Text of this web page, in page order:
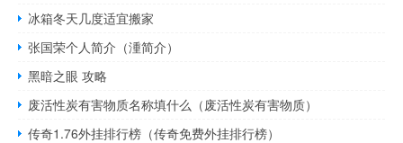
冰箱冬天几度适宜搬家
张国荣个人简介（湩简介）
黑暗之眼 攻略
废活性炭有害物质名称填什么（废活性炭有害物质）
传奇1.76外挂排行榜（传奇免费外挂排行榜）